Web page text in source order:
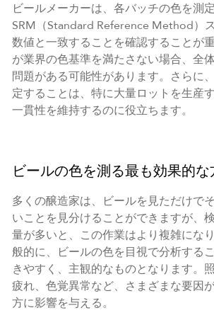
ビールメーカーは、各バッチの色を測
SRM（Standard Reference Method）
数値と一致することを確認することが
が業界の色基準を満たさない場合、全
問題がある可能性があります。さらに
定することは、特に大量ロットを生産
一貫性を維持するのに役立ちます。
ビールの色を測る最も効果的な
多くの醸造家は、ビールを見ただけで
いことを見分けることができますが、
量が多いと、この作業はより複雑にな
般的に、ビールの色を目視で分析する
きやすく、主観的なものとなります。
疲れ、色覚異常など、さまざまな要因
方に影響を与える。